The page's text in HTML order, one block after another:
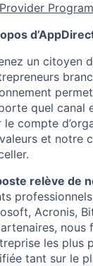
Provider
un citoyen
quel canal
le compte
et notre
relève de
Acronis,
nous
les plus
tant sur le